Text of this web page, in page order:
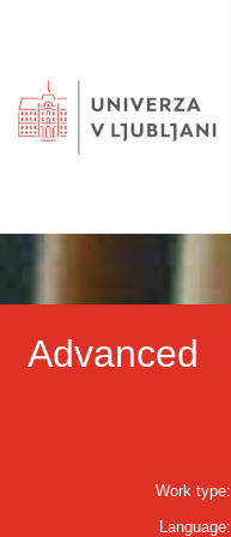
Advanced
Work type:
Language: